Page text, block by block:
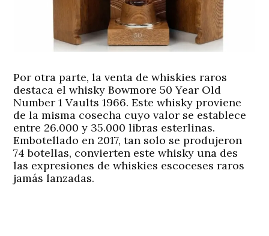
Por otra parte, la venta de whiskies raros
destaca el whisky Bowmore 50 Year Old
Number 1 Vaults 1966. Este whisky proviene
de la misma cosecha cuyo valor se establece
entre 26.000 y 35.000 libras esterlinas.
Embotellado en 2017, tan solo se produjeron
74 botellas, convierten este whisky una des
las expresiones de whiskies escoceses raros
jamás lanzadas.